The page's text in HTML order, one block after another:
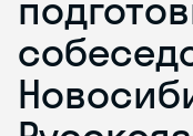
Skyeng Chat